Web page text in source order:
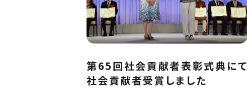
第65回社会貢献者表彰式典にて
社会貢献者受賞しました